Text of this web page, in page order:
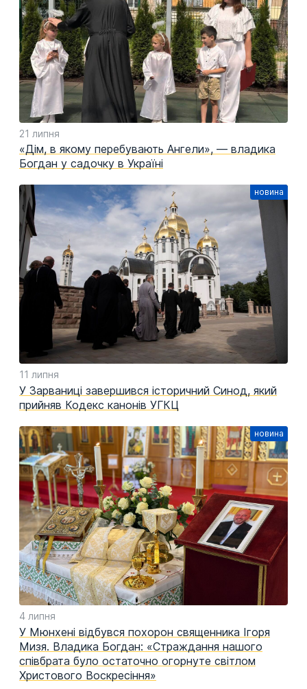
21 липня
«Дім, в якому перебувають Ангели», — владика
Богдан у садочку в Україні
11 липня
У Зарваниці завершився історичний Синод, який
прийняв Кодекс канонів УГКЦ
4 липня
У Мюнхені відбувся похорон священника Ігоря
Мизя. Владика Богдан: «Страждання нашого
співбрата було остаточно огорнуте світлом
Христового Воскресіння»